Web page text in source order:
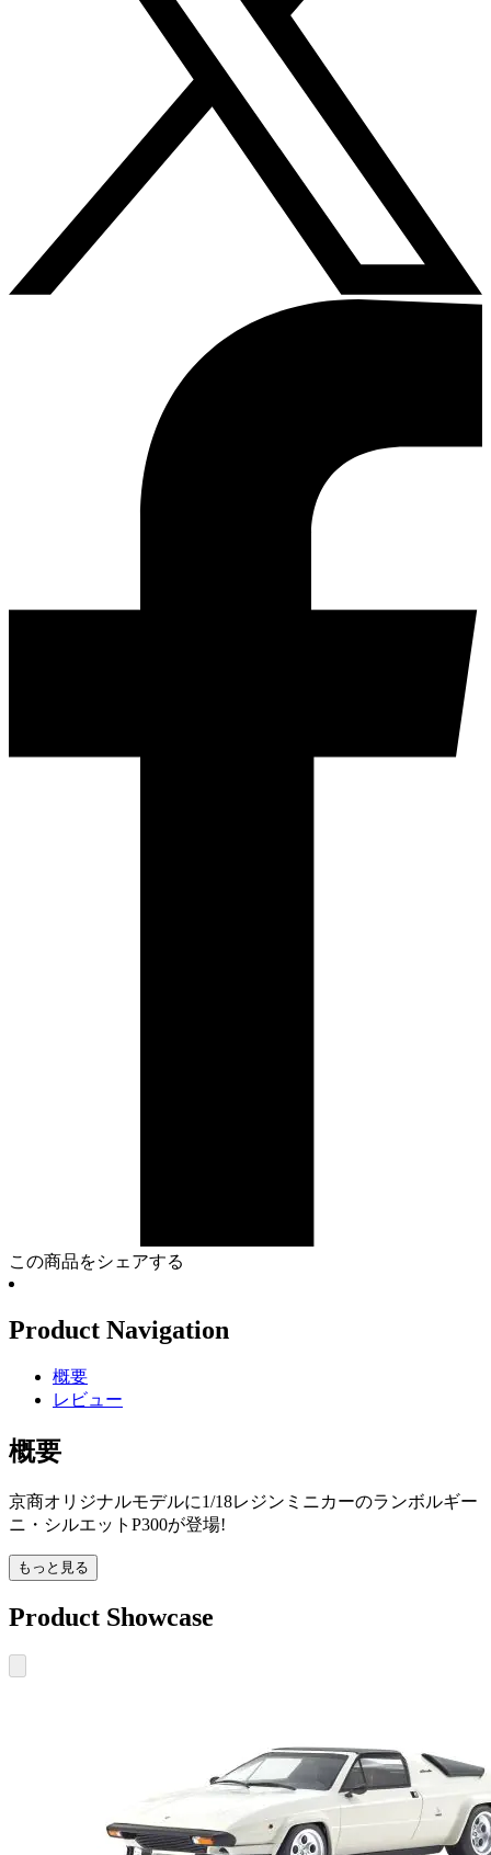
この商品をシェアする
Product Navigation
概要
レビュー
概要
京商オリジナルモデルに1/18レジンミニカーのランボルギー
ニ・シルエットP300が登場!
もっと見る
Product Showcase